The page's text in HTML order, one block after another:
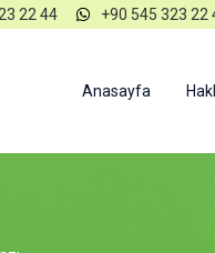
22 44 +90 545 323 22
Anasayfa